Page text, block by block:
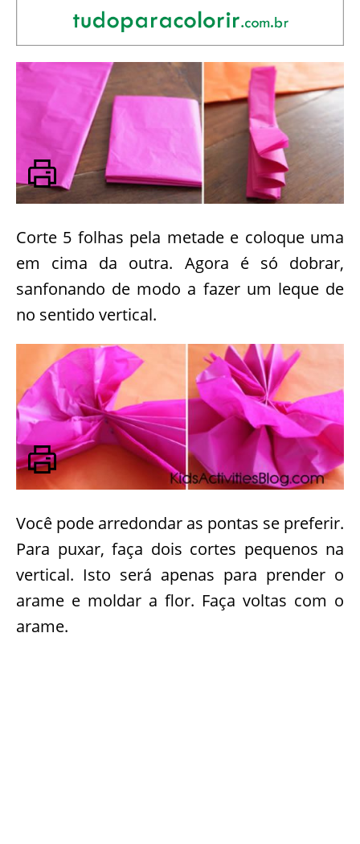
Corte 5 folhas pela metade e coloque uma
em cima da outra. Agora é só dobrar,
sanfonando de modo a fazer um leque de
no sentido vertical.
Você pode arredondar as pontas se preferir.
Para puxar, faça dois cortes pequenos na
vertical. Isto será apenas para prender o
arame e moldar a flor. Faça voltas com o
arame.